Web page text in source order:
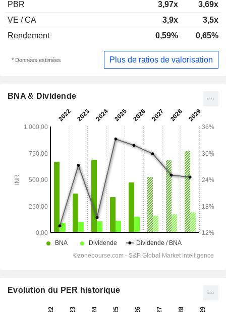
PBR 3,97x
3,69x
VE / CA
3,9x
3,5x
Rendement
0,59% 0,65%
* Données estimées Plus de ratios de valorisation
BNA & Dividende
Evolution du PER historique